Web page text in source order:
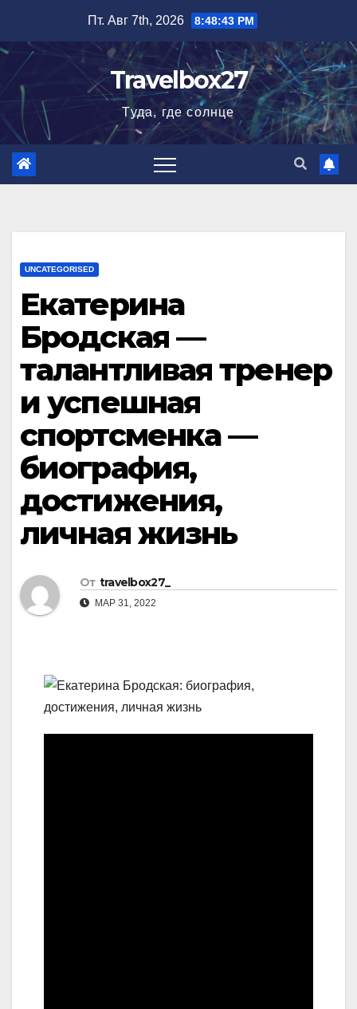
содержимому
Пт. Авг 7th, 2026 8:48:44 PM
Travelbox27
Туда, где солнце
UNCATEGORISED
Екатерина
Бродская —
талантливая тренер
и успешная
спортсменка —
биография,
достижения,
личная жизнь
От travelbox27_
МАР 31, 2022